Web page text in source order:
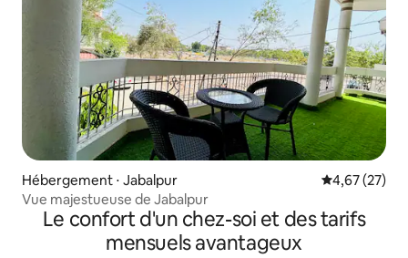
Hébergement ⋅ Jabalpur Évaluation
4,67 (27)
Vue majestueuse de Jabalpur
Le confort d'un chez-soi et des tarifs
mensuels avantageux